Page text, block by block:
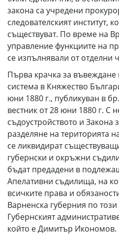
закона са учредени
следователският институт,
съществуват. По време на
управление функциите на
се изпълнявали от отделни
Първа крачка за въвеждане
система в Княжество
юни 1880 г., публикуван в
вестник от 28 юни 1880 г. С
съдоустройството и Закона
разделяне на територията
се ликвидират
губернски и окръжни
бъдат предадени в
Апелативни съдилища, на
всичките права и
Варненска губерния по този
Губернският
който е Димитър Икономов.